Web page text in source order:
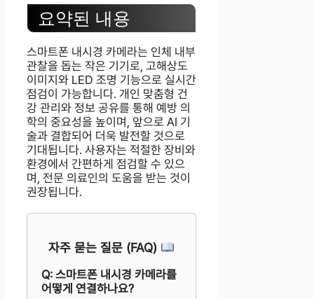
요약된 내용
스마트폰 내시경 카메라는 인체 내부
관찰을 돕는 작은 기기로, 고해상도
이미지와 LED 조명 기능으로 실시간
점검이 가능합니다. 개인 맞춤형 건
강 관리와 정보 공유를 통해 예방 의
학의 중요성을 높이며, 앞으로 AI 기
술과 결합되어 더욱 발전할 것으로
기대됩니다. 사용자는 적절한 장비와
환경에서 간편하게 점검할 수 있으
며, 전문 의료인의 도움을 받는 것이
권장됩니다.
자주 묻는 질문 (FAQ)
Q: 스마트폰 내시경 카메라를
어떻게 연결하나요?